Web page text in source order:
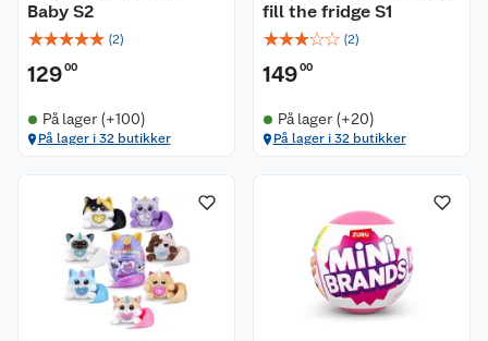
Baby S2
☆☆☆☆☆ (2)
12900
På lager (+100)
På lager i 32 butikker
fill the fridge S1
☆☆☆☆☆ (2)
14900
På lager (+20)
På lager i 32 butikker